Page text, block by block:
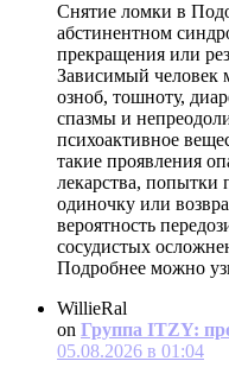
Снятие ломки в
абстинентном
прекращения или
Зависимый человек
озноб, тошноту,
спазмы и
психоактивное
такие проявления
лекарства, попытки
одиночку или
вероятность
сосудистых
Подробнее можно
WillieRal
on Группа ITZY:
05.08.2026 в 01:04